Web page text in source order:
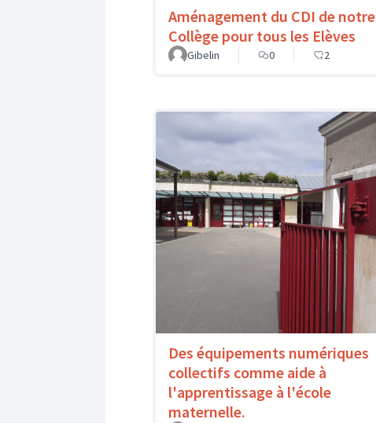
Aménagement du CDI de notre
Collège pour tous les Elèves
Gibelin
0 2
Des équipements numériques
collectifs comme aide à
l'apprentissage à l'école
maternelle.